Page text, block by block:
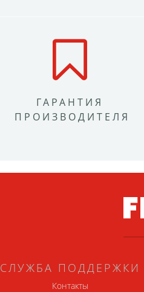
ГАРАНТИЯ
ПРОИЗВОДИТЕЛЯ
СЛУЖБА ПОДДЕРЖКИ
Контакты